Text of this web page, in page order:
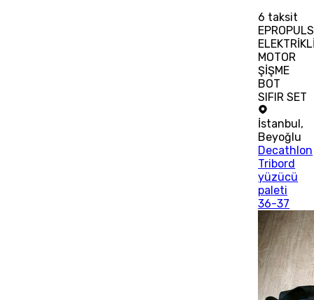
6 taksit
MOTOR
ŞİŞME
BOT
SIFIR SET
İstanbul,
Beyoğlu
Decathlon
Tribord
yüzücü
paleti
36-37